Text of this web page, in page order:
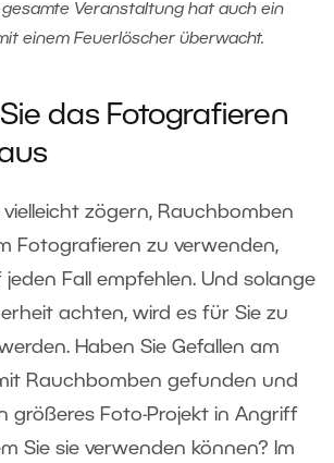
Veranstaltung hat auch ein
einem Feuerlöscher überwacht.
das Fotografieren
zögern, Rauchbomben
Fotografieren zu verwenden,
Fall empfehlen. Und solange
achten, wird es für Sie zu
Haben Sie Gefallen am
Rauchbomben gefunden und
größeres Foto-Projekt in Angriff
Sie sie verwenden können? Im